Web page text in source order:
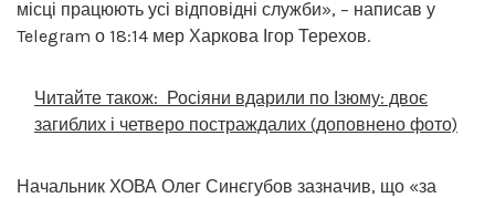
місці працюють усі відповідні служби», – написав у
Telegram о 18:14 мер Харкова Ігор Терехов.
Читайте також: Росіяни вдарили по Ізюму: двоє
загиблих і четверо постраждалих (доповнено фото)
Начальник ХОВА Олег Синєгубов зазначив, що «за